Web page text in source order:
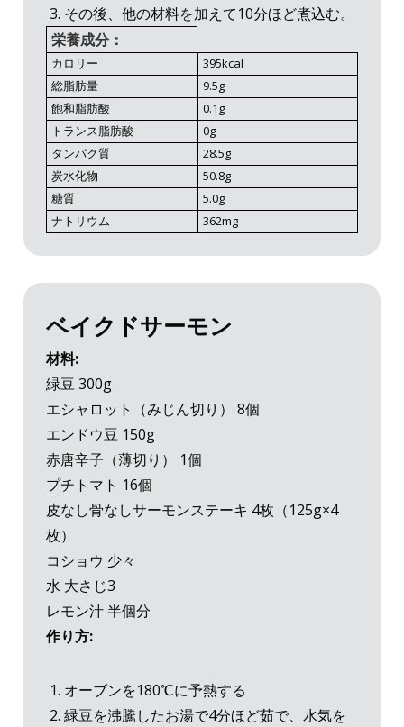
その後、他の材料を加えて10分ほど煮込む。
栄養成分：
カロリー
395kcal
総脂肪量
9.5g
飽和脂肪酸
0.1g
トランス脂肪酸
0g
タンパク質
28.5g
炭水化物
50.8g
糖質
5.0g
ナトリウム
362mg
ベイクドサーモン
材料:
緑豆 300g
エシャロット（みじん切り） 8個
エンドウ豆 150g
赤唐辛子（薄切り） 1個
プチトマト 16個
皮なし骨なしサーモンステーキ 4枚（125g×4
枚）
コショウ 少々
水 大さじ3
レモン汁 半個分
作り方:
オーブンを180℃に予熱する
緑豆を沸騰したお湯で4分ほど茹で、水気を